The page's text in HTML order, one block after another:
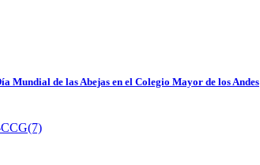
Mundial de las Abejas en el Colegio Mayor de los Andes